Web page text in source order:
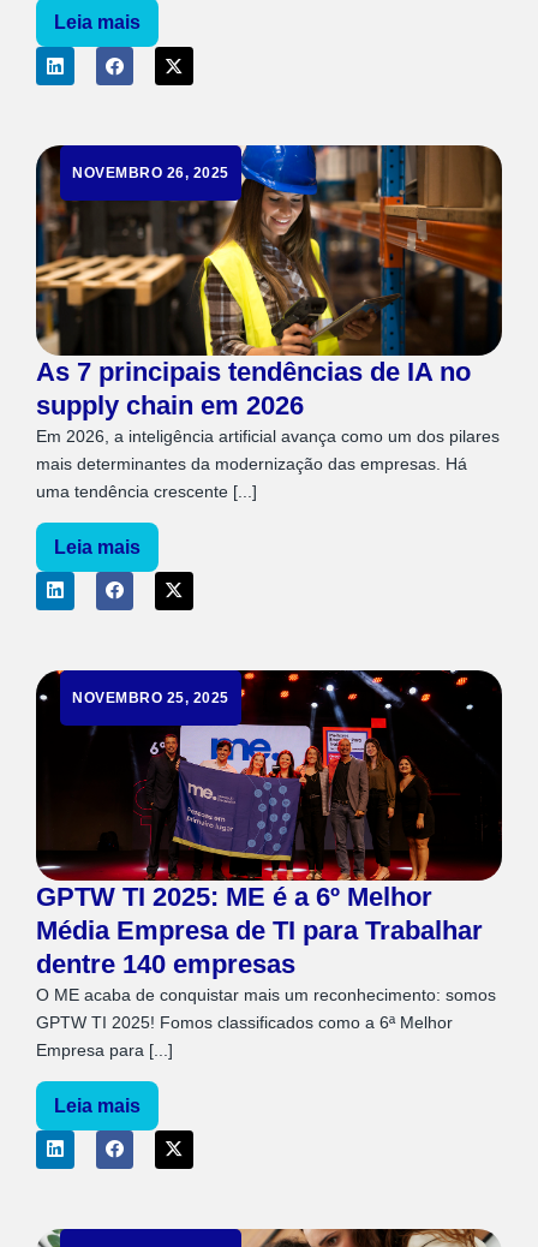
Leia mais
NOVEMBRO 26, 2025
As 7 principais tendências de IA no
supply chain em 2026
Em 2026, a inteligência artificial avança como um dos pilares
mais determinantes da modernização das empresas. Há
uma tendência crescente [...]
Leia mais
NOVEMBRO 25, 2025
GPTW TI 2025: ME é a 6º Melhor
Média Empresa de TI para Trabalhar
dentre 140 empresas
O ME acaba de conquistar mais um reconhecimento: somos
GPTW TI 2025! Fomos classificados como a 6ª Melhor
Empresa para [...]
Leia mais